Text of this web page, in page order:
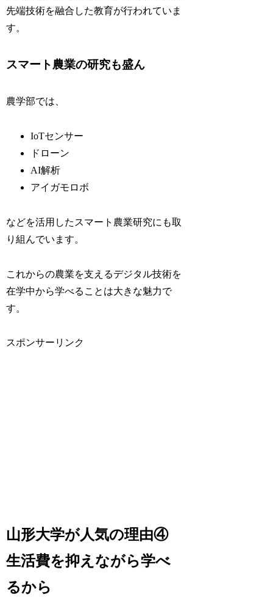
先端技術を融合した教育が行われていま
す。
スマート農業の研究も盛ん
農学部では、
IoTセンサー
ドローン
AI解析
アイガモロボ
などを活用したスマート農業研究にも取
り組んでいます。
これからの農業を支えるデジタル技術を
在学中から学べることは大きな魅力で
す。
スポンサーリンク
山形大学が人気の理由④
生活費を抑えながら学べ
るから